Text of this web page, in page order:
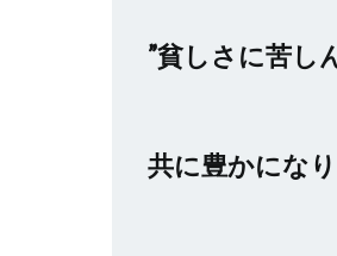
”貧しさに苦し
共に豊かになり